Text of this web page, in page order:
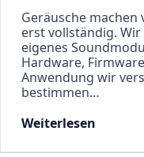
Geräusche machen
erst vollständig.
eigenes
Hardware,
Anwendung wir
bestimmen…
Weiterlesen